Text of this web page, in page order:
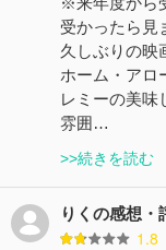
受かったら見
久しぶりの映
ホーム・アロ
レミーの美味
雰囲…
>>続きを読む
りくの感想・
1.8